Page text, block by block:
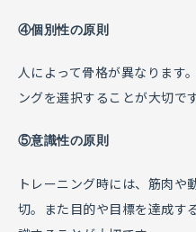
④個別性の原則
人によって骨格が異なります
ングを選択することが大切です
⑤意識性の原則
トレーニング時には、筋肉や
切。また目的や目標を達成す